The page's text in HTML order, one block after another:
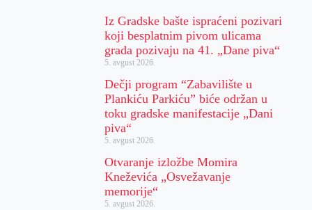
Iz Gradske bašte ispraćeni pozivari
koji besplatnim pivom ulicama
grada pozivaju na 41. „Dane piva“
5. avgust 2026.
Dečji program “Zabavilište u
Plankiću Parkiću” biće održan u
toku gradske manifestacije „Dani
piva“
5. avgust 2026.
Otvaranje izložbe Momira
Kneževića „Osvežavanje
memorije“
5. avgust 2026.